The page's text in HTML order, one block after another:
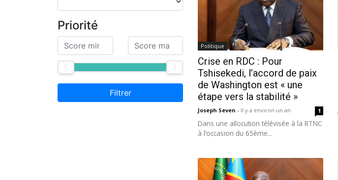
Priorité
Filtrer
Politique
Crise en RDC : Pour
Tshisekedi, l’accord de paix
de Washington est « une
étape vers la stabilité »
Joseph Seven - Il y a environ un an 1
Dans une allocution télévisée à la RTNC
à l’occasion du 65ème...